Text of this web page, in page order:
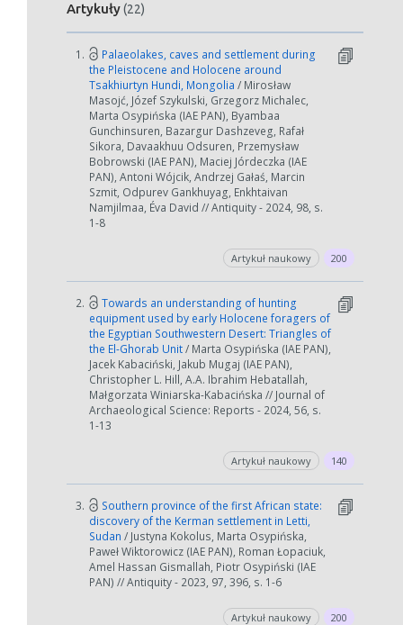
Artykuły(22)
1.
Palaeolakes, caves and settlement during
the Pleistocene and Holocene around
Tsakhiurtyn Hundi, Mongolia / Mirosław
Masojć, Józef Szykulski, Grzegorz Michalec,
Marta Osypińska (IAE PAN), Byambaa
Gunchinsuren, Bazargur Dashzeveg, Rafał
Sikora, Davaakhuu Odsuren, Przemysław
Bobrowski (IAE PAN), Maciej Jórdeczka (IAE
PAN), Antoni Wójcik, Andrzej Gałaś, Marcin
Szmit, Odpurev Gankhuyag, Enkhtaivan
Namjilmaa, Éva David // Antiquity - 2024, 98, s.
1-8
Artykuł naukowy 200
2.
Towards an understanding of hunting
equipment used by early Holocene foragers of
the Egyptian Southwestern Desert: Triangles of
the El-Ghorab Unit/ Marta Osypińska (IAE PAN),
Jacek Kabaciński, Jakub Mugaj (IAE PAN),
Christopher L. Hill, A.A. Ibrahim Hebatallah,
Małgorzata Winiarska-Kabacińska // Journal of
Archaeological Science: Reports - 2024, 56, s.
1-13
Artykuł naukowy 140
3.
Southern province of the first African state:
discovery of the Kerman settlement in Letti,
Sudan / Justyna Kokolus, Marta Osypińska,
Paweł Wiktorowicz (IAE PAN), Roman Łopaciuk,
Amel Hassan Gismallah, Piotr Osypiński (IAE
PAN) // Antiquity - 2023, 97, 396, s. 1-6
Artykuł naukowy 200